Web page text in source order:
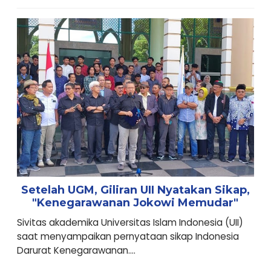
Setelah UGM, Giliran UII Nyatakan Sikap,
"Kenegarawanan Jokowi Memudar"
Sivitas akademika Universitas Islam Indonesia (UII)
saat menyampaikan pernyataan sikap Indonesia
Darurat Kenegarawanan....